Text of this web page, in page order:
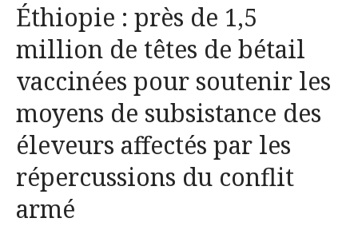
Éthiopie : près de 1,5
million de têtes de bétail
vaccinées pour soutenir les
moyens de subsistance des
éleveurs affectés par les
répercussions du conflit
armé